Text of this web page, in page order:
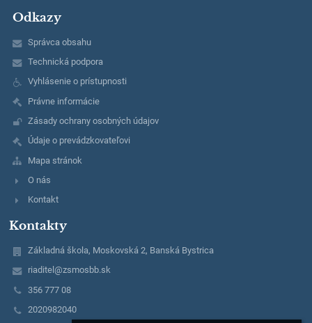
Odkazy
Správca obsahu
Technická podpora
Vyhlásenie o prístupnosti
Právne informácie
Zásady ochrany osobných údajov
Údaje o prevádzkovateľovi
Mapa stránok
O nás
Kontakt
Kontakty
Základná škola, Moskovská 2, Banská Bystrica
riaditel@zsmosbb.sk
356 777 08
2020982040